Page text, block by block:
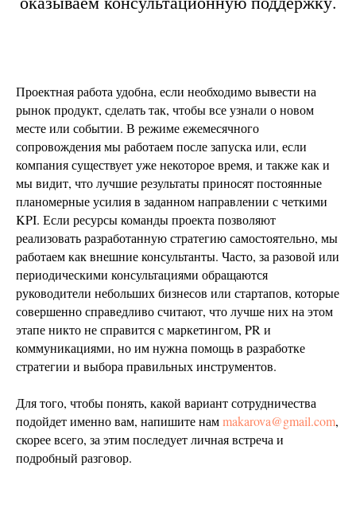
Проектная работа удобна, если необходимо вывести на
рынок продукт, сделать так, чтобы все узнали о новом
месте или событии. В режиме ежемесячного
сопровождения мы работаем после запуска или, если
компания существует уже некоторое время, и также как и
мы видит, что лучшие результаты приносят постоянные
планомерные усилия в заданном направлении с четкими
KPI. Если ресурсы команды проекта позволяют
реализовать разработанную стратегию самостоятельно, мы
работаем как внешние консультанты. Часто, за разовой или
периодическими консультациями обращаются
руководители небольших бизнесов или стартапов, которые
совершенно справедливо считают, что лучше них на этом
этапе никто не справится с маркетингом, PR и
коммуникациями, но им нужна помощь в разработке
стратегии и выбора правильных инструментов.
Для того, чтобы понять, какой вариант сотрудничества
подойдет именно вам, напишите намmakarova@gmail.com,
скорее всего, за этим последует личная встреча и
подробный разговор.